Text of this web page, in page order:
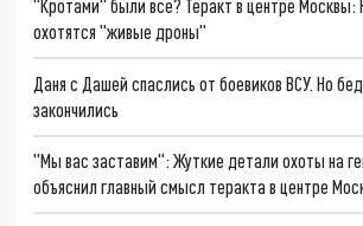
"Кротами" были все? Теракт в центре Москвы:
охотятся "живые дроны"
Даня с Дашей спаслись от боевиков ВСУ. Но
закончились
"Мы вас заставим": Жуткие детали охоты на
объяснил главный смысл теракта в центре